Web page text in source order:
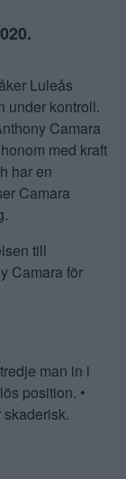
Luleås
under kontroll.
Camara
med kraft
har en
Camara
till
Camara för
man in i
position. •